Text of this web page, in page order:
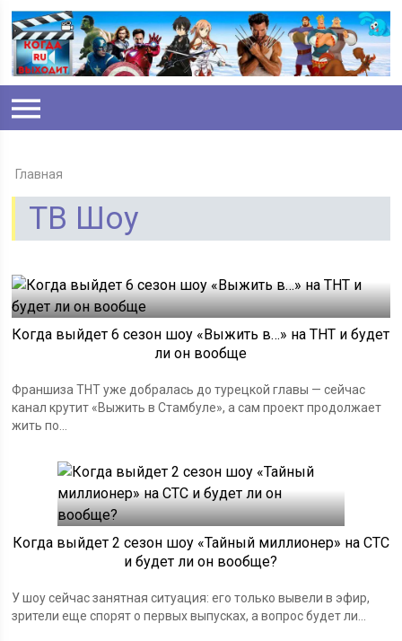
Главная
ТВ Шоу
Когда выйдет 6 сезон шоу «Выжить в…» на ТНТ и будет
ли он вообще
Франшиза ТНТ уже добралась до турецкой главы — сейчас
канал крутит «Выжить в Стамбуле», а сам проект продолжает
жить по...
Когда выйдет 2 сезон шоу «Тайный миллионер» на СТС
и будет ли он вообще?
У шоу сейчас занятная ситуация: его только вывели в эфир,
зрители еще спорят о первых выпусках, а вопрос будет ли...